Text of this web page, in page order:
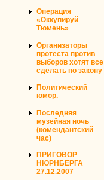
Операция
«Оккупируй
Тюмень»
Организаторы
протеста против
выборов хотят все
сделать по закону
Политический
юмор.
Последняя
музейная ночь
(комендантский
час)
ПРИГОВОР
НЮРНБЕРГА
27.12.2007